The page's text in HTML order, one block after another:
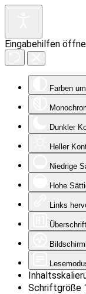
Eingabehilfen
Farben
Dunkler
Heller
Niedrige
Hohe
Links
Schriftgröße